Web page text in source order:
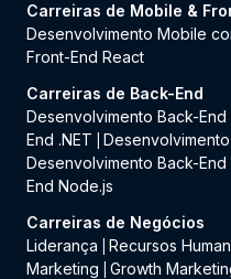
Carreiras de Mobile &
Desenvolvimento Mobile
Front-End React
Carreiras de Back-End
Desenvolvimento Back-End
End .NET
Desenvolvimento Back-End
End Node.js
Carreiras de Negócios
Liderança
Recursos
Marketing
Growth